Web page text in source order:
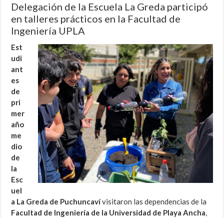
Delegación de la Escuela La Greda participó
en talleres prácticos en la Facultad de
Ingeniería UPLA
Est
udi
ant
es
de
pri
mer
año
me
dio
de
la
Esc
uel
a La Greda de Puchuncavívisitaron las dependencias de la
Facultad de Ingeniería de la Universidad de Playa Ancha,